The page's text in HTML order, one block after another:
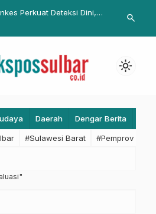
Perkuat Deteksi Dini,
70 Persen pada 2050
BPKAD
untuk
search
light_mode
Daerah Dengar Berita
#Sulawesi Barat #Pemprov